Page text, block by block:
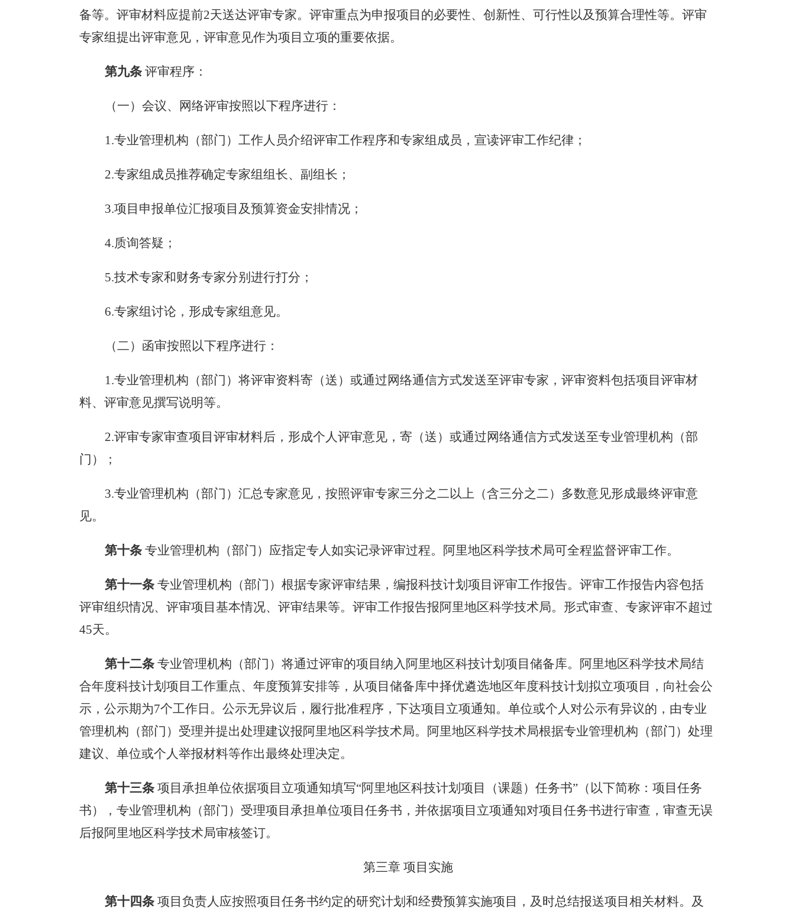
备等。评审材料应提前2天送达评审专家。评审重点为申报项目的必要性、创新性、可行性以及预算合理性等。评审
专家组提出评审意见，评审意见作为项目立项的重要依据。
第九条 评审程序：
（一）会议、网络评审按照以下程序进行：
1.专业管理机构（部门）工作人员介绍评审工作程序和专家组成员，宣读评审工作纪律；
2.专家组成员推荐确定专家组组长、副组长；
3.项目申报单位汇报项目及预算资金安排情况；
4.质询答疑；
5.技术专家和财务专家分别进行打分；
6.专家组讨论，形成专家组意见。
（二）函审按照以下程序进行：
1.专业管理机构（部门）将评审资料寄（送）或通过网络通信方式发送至评审专家，评审资料包括项目评审材
料、评审意见撰写说明等。
2.评审专家审查项目评审材料后，形成个人评审意见，寄（送）或通过网络通信方式发送至专业管理机构（部
门）
；
3.专业管理机构（部门）汇总专家意见，按照评审专家三分之二以上（含三分之二）多数意见形成最终评审意
见。
第十条 专业管理机构（部门） 应指定专人如实记录评审过程。 阿里地区科学技术局可全程监督评审工作。
第十一条 专业管理机构（部门）根据专家评审结果，编报科技计划项目评审工作报告。评审工作报告内容包括
评审组织情况、评审项目基本情况、评审结果等。评审工作报告报阿里地区科学技术局。形式审查、专家评审不超过
45天。
第十二条 专业管理机构（部门）将通过评审的项目纳入 阿里地区科技计划项目储备库。 阿里地区科学技术局结
合年度科技计划项目工作重点、年度预算安排等，从项目储备库中择优遴选地区年度科技计划拟立项项目，向社会公
示，公示期为7个工作日。公示无异议后，履行批准程序，下达项目立项通知。单位或个人对公示有异议的，由专业
管理机构（部门） 受理并提出处理建议报阿里地区科学技术局。 阿里地区科学技术局根据专业管理机构（部门）处理
建议、单位或个人举报材料等作出最终处理决定。
第十三条 项目承担单位依据项目立项通知填写“阿里地区科技计划项目（课题）任务书”（以下简称：项目任务
书），专业管理机构（部门） 受理项目承担单位项目任务书，并依据项目立项通知对项目任务书进行审查，审查无误
后报阿里地区科学技术局审核签订。
第三章 项目实施
第十四条 项目负责人应按照项目任务书约定的研究计划和经费预算实施项目，及时总结报送项目相关材料。及